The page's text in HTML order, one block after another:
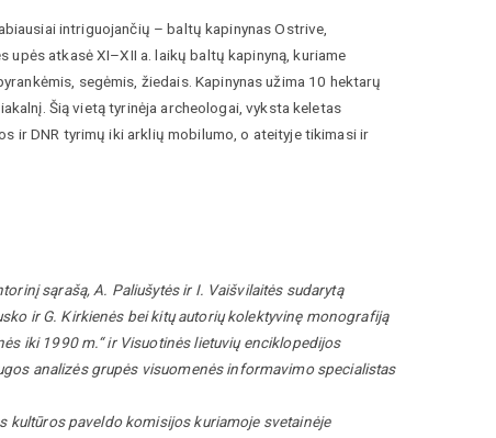
intriguojančių – baltų kapinynas Ostrive,
upės atkasė XI–XII a. laikų baltų kapinyną, kuriame
segėmis, žiedais. Kapinynas užima 10 hektarų
Šią vietą tyrinėja archeologai, vyksta keletas
ir DNR tyrimų iki arklių mobilumo, o ateityje tikimasi ir
sąrašą, A. Paliušytės ir I. Vaišvilaitės sudarytą
ir G. Kirkienės bei kitų autorių kolektyvinę monografiją
iki 1990 m.“ ir Visuotinės lietuvių enciklopedijos
analizės grupės visuomenės informavimo specialistas
kultūros paveldo komisijos kuriamoje svetainėje